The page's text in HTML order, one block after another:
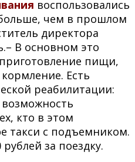
воспользовались
чем в прошлом
директора
В основном это
приготовление пищи,
Есть
реабилитации:
возможность
кто в этом
такси с подъемником.
за поездку.